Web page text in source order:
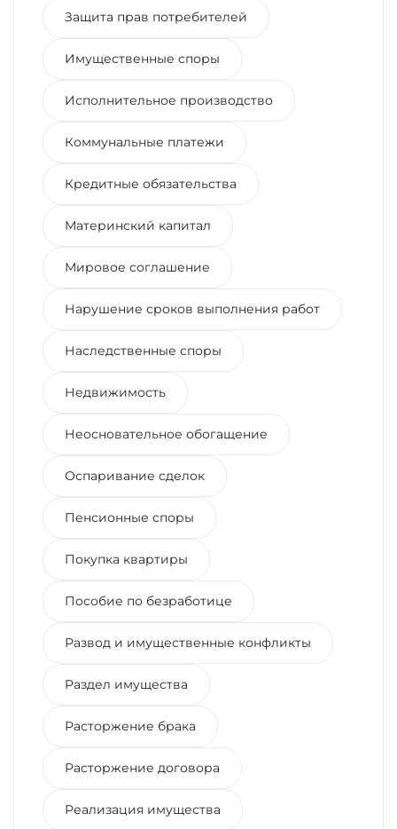
Защита прав потребителей
Имущественные споры
Исполнительное производство
Коммунальные платежи
Кредитные обязательства
Материнский капитал
Мировое соглашение
Нарушение сроков выполнения работ
Наследственные споры
Недвижимость
Неосновательное обогащение
Оспаривание сделок
Пенсионные споры
Покупка квартиры
Пособие по безработице
Развод и имущественные конфликты
Раздел имущества
Расторжение брака
Расторжение договора
Реализация имущества